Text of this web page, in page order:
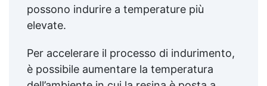
possono indurire a temperature più
elevate.
Per accelerare il processo di indurimento,
è possibile aumentare la temperatura